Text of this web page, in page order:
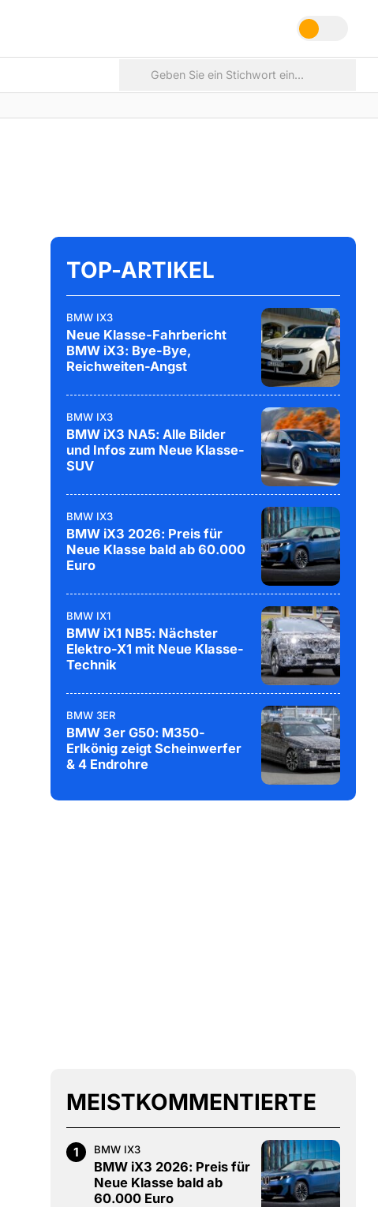
TOP-ARTIKEL
BMW IX3
Neue Klasse-Fahrbericht
BMW iX3: Bye-Bye,
Reichweiten-Angst
BMW IX3
BMW iX3 NA5: Alle Bilder
und Infos zum Neue Klasse-
SUV
BMW IX3
BMW iX3 2026: Preis für
Neue Klasse bald ab 60.000
Euro
BMW IX1
BMW iX1 NB5: Nächster
Elektro-X1 mit Neue Klasse-
Technik
BMW 3ER
BMW 3er G50: M350-
Erlkönig zeigt Scheinwerfer
& 4 Endrohre
MEISTKOMMENTIERTE
1 BMW IX3
BMW iX3 2026: Preis für
Neue Klasse bald ab
60.000 Euro